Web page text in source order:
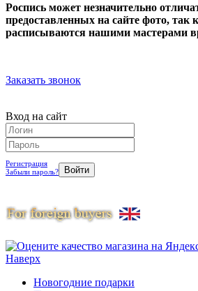
Роспись может незначительно
предоставленных на сайте фото, так
расписываются нашими мастерами
Заказать звонок
Вход на сайт
Регистрация
Забыли пароль?
Наверх
Новогодние подарки